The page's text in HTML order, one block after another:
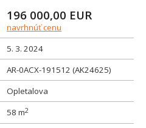
196 000,00 EUR
navrhnúť cenu
5. 3. 2024
AR-0ACX-191512 (AK24625)
Opletalova
58 m2